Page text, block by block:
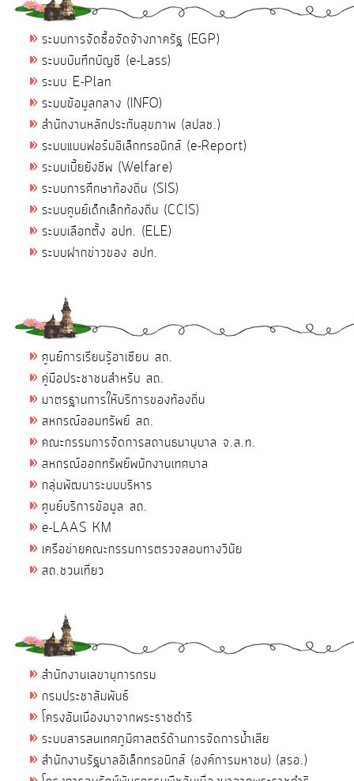
ระบบการจัดซื้อจัดจ้างภาครัฐ (EGP)
ระบบบันทึกบัญชี (e-Lass)
ระบบ E-Plan
ระบบข้อมูลกลาง (INFO)
สำนักงานหลักประกันสุขภาพ (สปสช.)
ระบบแบบฟอร์มอิเล็กทรอนิกส์ (e-Report)
ระบบเบี้ยยังชีพ (Welfare)
ระบบการศึกษาท้องถิ่น (SIS)
ระบบศูนย์เด็กเล็กท้องถิ่น (CCIS)
ระบบเลือกตั้ง อปท. (ELE)
ระบบฝากข่าวของ อปท.
ศูนย์การเรียนรู้อาเซียน สถ.
คู่มือประชาชนสำหรับ สถ.
มาตรฐานการให้บริการของท้องถิ่น
สหกรณ์ออมทรัพย์ สถ.
คณะกรรมการจัดการสถานธนานุบาล จ.ส.ท.
สหกรณ์ออกทรัพย์พนักงานเทศบาล
กลุ่มพัฒนาระบบบริหาร
ศูนย์บริการข้อมูล สถ.
e-LAAS KM
เครือข่ายคณะกรรมการตรวจสอบทางวินัย
สถ.ชวนเที่ยว
สำนักงานเลขานุการกรม
กรมประชาสัมพันธ์
โครงอันเนื่องมาจากพระราชดำริ
ระบบสารสนเทศภูมิศาสตร์ด้านการจัดการน้ำเสีย
สำนักงานรัฐบาลอิเล็กทรอนิกส์ (องค์การมหาชน) (สรอ.)